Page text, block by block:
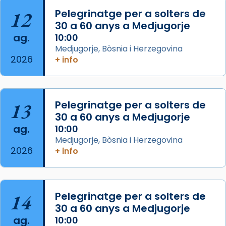
Arquebisbat de Barcelona
2 weeks ago
Memòria de les santes Juliana i
Semproniana, verges i màrtirs.
Semproniana (“relatiu a Semprònia =
eterna”) són deixebles seves. I l’any 1667, el
frare Joan Gaspar Roig, afirma en una obra
que les santes són filles de l’antiga Iluro.
Glòria”) fou composta el 1848 per Mn.
Manuel Blanch, amb aire d’òpera
italianitzant; s’interpreta per privilegi
12
ag.
2026
Pelegrinatge per a solters de
30 a 60 anys a Medjugorje
10:00
Medjugorje, Bòsnia i Herzegovina
+ info
13
ag.
2026
Pelegrinatge per a solters de
30 a 60 anys a Medjugorje
10:00
Medjugorje, Bòsnia i Herzegovina
+ info
14
ag.
Pelegrinatge per a solters de
30 a 60 anys a Medjugorje
10:00